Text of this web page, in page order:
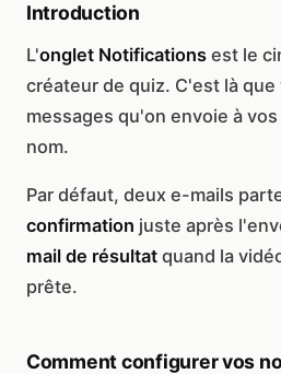
Introduction
L'onglet Notifications est le
créateur de quiz. C'est là
messages qu'on envoie à
nom.
Par défaut, deux e-mails
confirmation juste après
mail de résultat quand la
prête.
Comment configurer vos